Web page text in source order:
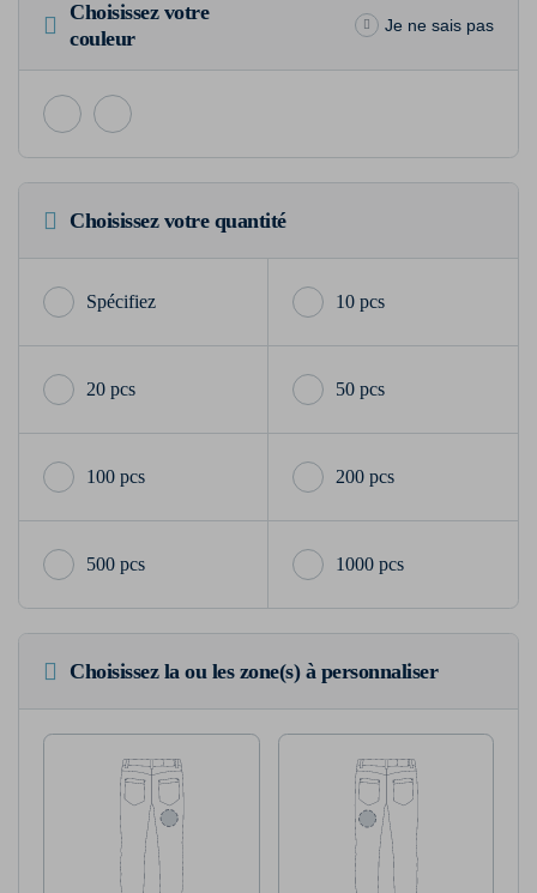
Choisissez votre
couleur
Je ne sais pas
Choisissez votre quantité
10 pcs
20 pcs 50 pcs
100 pcs 200 pcs
500 pcs 1000 pcs
Choisissez la ou les zone(s) à personnaliser